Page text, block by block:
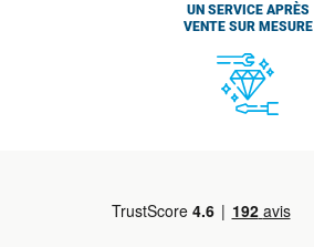
UN SERVICE APRÈS
VENTE SUR MESURE